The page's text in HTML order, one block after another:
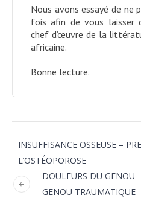
Nous avons essayé de ne
fois afin de vous laisser
chef d’œuvre de la
africaine.
Bonne lecture.
INSUFFISANCE OSSEUSE –
L’OSTÉOPOROSE
DOULEURS DU GENOU
GENOU TRAUMATIQUE